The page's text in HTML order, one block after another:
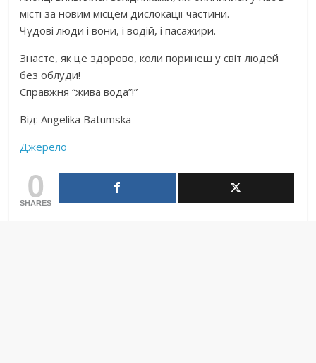
місті за новим місцем дислокації частини.
Чудові люди і вони, і водій, і пасажири.
Знаєте, як це здорово, коли поринеш у світ людей
без облуди!
Справжня “жива вода”!”
Від: Angelika Batumska
Джерело
0
SHARES